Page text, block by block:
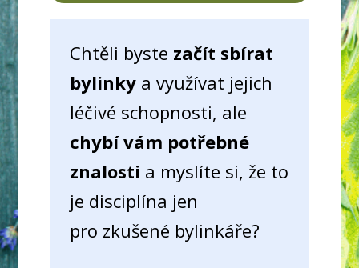
Chtěli byste začít sbírat
bylinkya využívat jejich
léčivé schopnosti, ale
chybí vám potřebné
znalosti a myslíte si, že to
je disciplína jen
pro zkušené bylinkáře?